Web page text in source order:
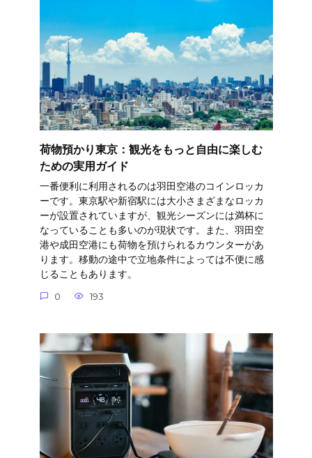
荷物預かり東京：観光をもっと自由に楽しむ
ための実用ガイド
一番便利に利用されるのは羽田空港のコインロッカ
ーです。東京駅や新宿駅には大小さまざまなロッカ
ーが設置されていますが、観光シーズンには満杯に
なっていることも多いのが現状です。また、羽田空
港や成田空港にも荷物を預けられるカウンターがあ
ります。移動の途中で立地条件によっては不便に感
じることもあります。
0 193